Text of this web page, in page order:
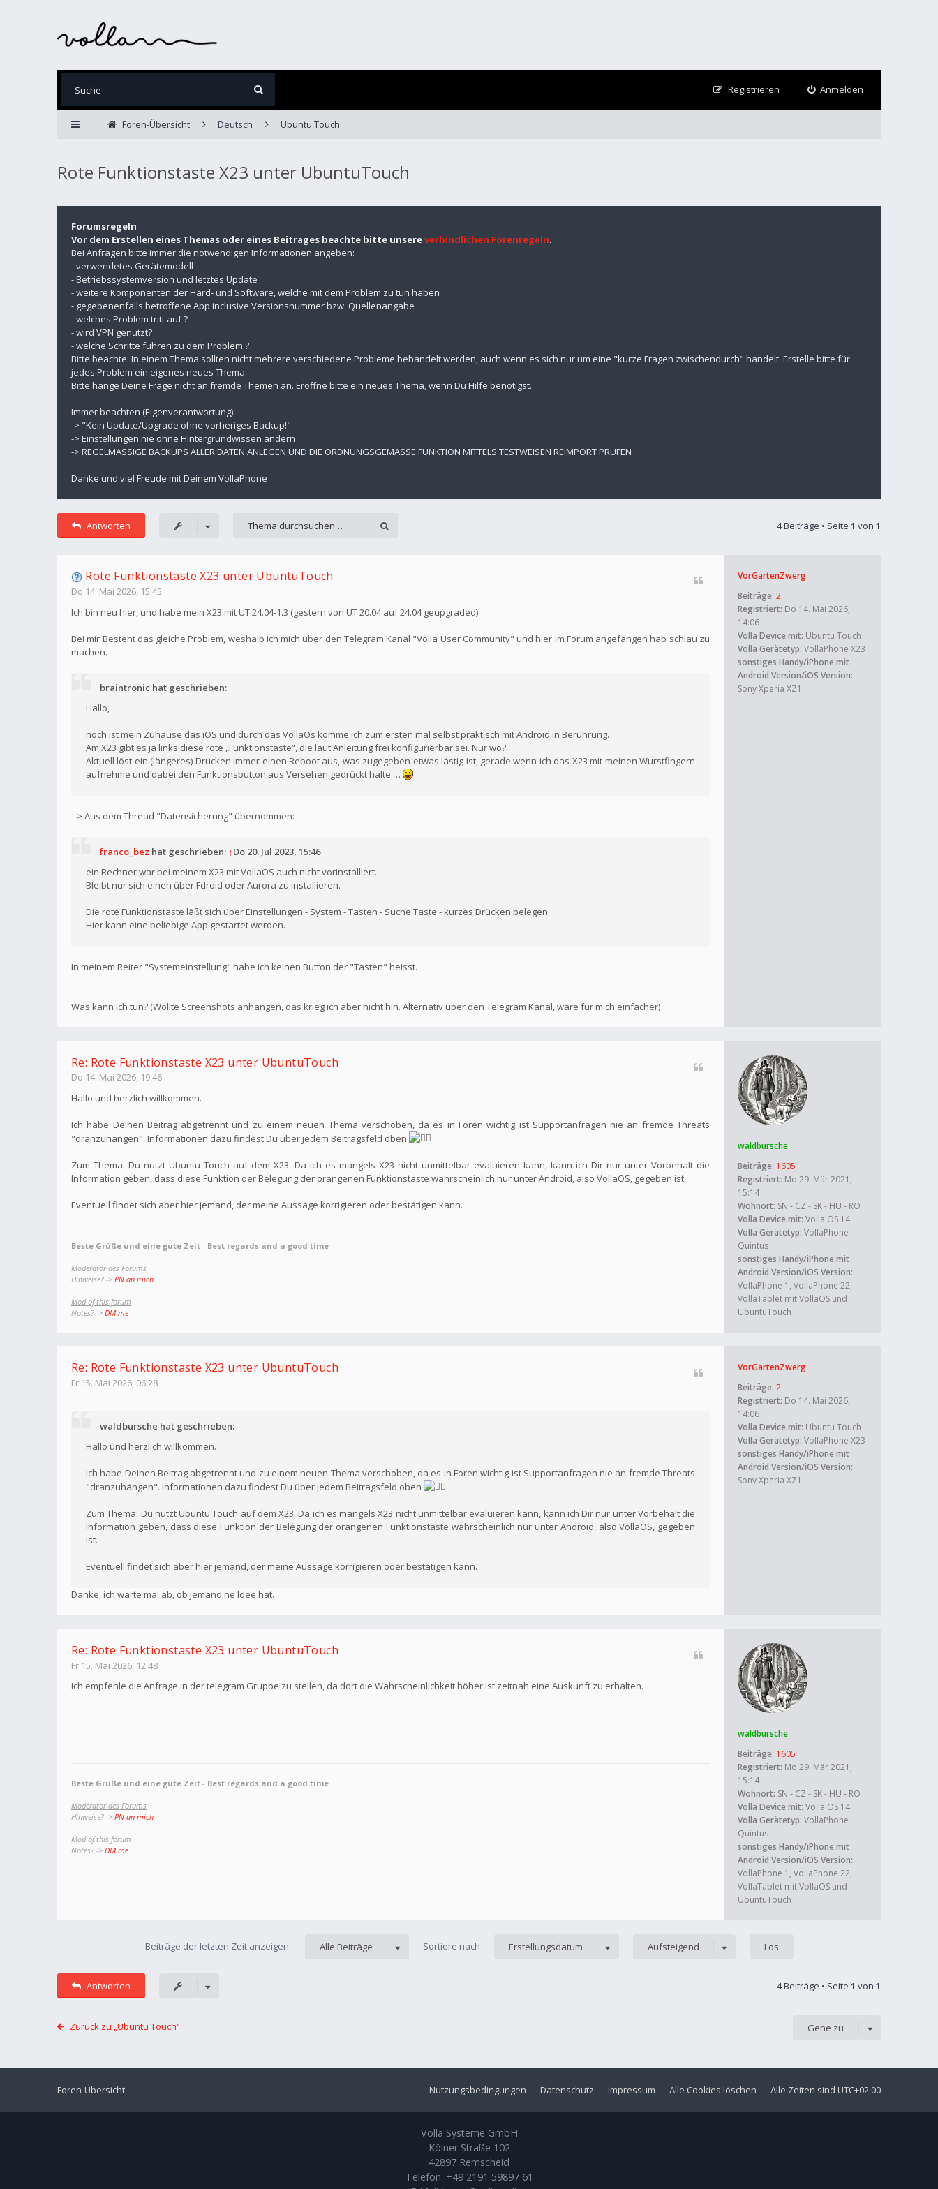
Anmelden
Registrieren
Foren-Übersicht Deutsch Ubuntu Touch
Rote Funktionstaste X23 unter UbuntuTouch
Forumsregeln
Vor dem Erstellen eines Themas oder eines Beitrages beachte bitte unsereverbindlichen Forenregeln.
Bei Anfragen bitte immer die notwendigen Informationen angeben:
- verwendetes Gerätemodell
- Betriebssystemversion und letztes Update
- weitere Komponenten der Hard- und Software, welche mit dem Problem zu tun haben
- gegebenenfalls betroffene App inclusive Versionsnummer bzw. Quellenangabe
- welches Problem tritt auf ?
- wird VPN genutzt?
- welche Schritte führen zu dem Problem ?
Bitte beachte: In einem Thema sollten nicht mehrere verschiedene Probleme behandelt werden, auch wenn es sich nur um eine "kurze Fragen zwischendurch" handelt. Erstelle bitte für
jedes Problem ein eigenes neues Thema.
Bitte hänge Deine Frage nicht an fremde Themen an. Eröffne bitte ein neues Thema, wenn Du Hilfe benötigst.
Immer beachten (Eigenverantwortung):
-> "Kein Update/Upgrade ohne vorheriges Backup!"
-> Einstellungen nie ohne Hintergrundwissen ändern
-> REGELMÄSSIGE BACKUPS ALLER DATEN ANLEGEN UND DIE ORDNUNGSGEMÄSSE FUNKTION MITTELS TESTWEISEN REIMPORT PRÜFEN
Danke und viel Freude mit Deinem VollaPhone
Antworten 4 Beiträge • Seite 1 von 1
VorGartenZwerg
Beiträge: 2
Registriert: Do 14. Mai 2026,
14:06
Volla Device mit: Ubuntu Touch
Volla Gerätetyp: VollaPhone X23
sonstiges Handy/iPhone mit
Android Version/iOS Version:
Sony Xperia XZ1
Rote Funktionstaste X23 unter UbuntuTouch
Do 14. Mai 2026, 15:45
Ich bin neu hier, und habe mein X23 mit UT 24.04-1.3 (gestern von UT 20.04 auf 24.04 geupgraded)
Bei mir Besteht das gleiche Problem, weshalb ich mich über den Telegram Kanal "Volla User Community" und hier im Forum angefangen hab schlau zu
machen.
braintronic hat geschrieben:
Hallo,
noch ist mein Zuhause das iOS und durch das VollaOs komme ich zum ersten mal selbst praktisch mit Android in Berührung.
Am X23 gibt es ja links diese rote „Funktionstaste“, die laut Anleitung frei konfigurierbar sei. Nur wo?
Aktuell löst ein (längeres) Drücken immer einen Reboot aus, was zugegeben etwas lästig ist, gerade wenn ich das X23 mit meinen Wurstfingern
aufnehme und dabei den Funktionsbutton aus Versehen gedrückt halte …
--> Aus dem Thread "Datensicherung" übernommen:
franco_bez hat geschrieben: ↑Do 20. Jul 2023, 15:46
ein Rechner war bei meinem X23 mit VollaOS auch nicht vorinstalliert.
Bleibt nur sich einen über Fdroid oder Aurora zu installieren.
Die rote Funktionstaste läßt sich über Einstellungen - System - Tasten - Suche Taste - kurzes Drücken belegen.
Hier kann eine beliebige App gestartet werden.
In meinem Reiter "Systemeinstellung" habe ich keinen Button der "Tasten" heisst.
Was kann ich tun? (Wollte Screenshots anhängen, das krieg ich aber nicht hin. Alternativ über den Telegram Kanal, wäre für mich einfacher)
waldbursche
Beiträge: 1605
Registriert: Mo 29. Mär 2021,
15:14
Wohnort: SN - CZ - SK - HU - RO
Volla Device mit: Volla OS 14
Volla Gerätetyp: VollaPhone
Quintus
sonstiges Handy/iPhone mit
Android Version/iOS Version:
VollaPhone 1, VollaPhone 22,
VollaTablet mit VollaOS und
UbuntuTouch
Re: Rote Funktionstaste X23 unter UbuntuTouch
Do 14. Mai 2026, 19:46
Hallo und herzlich willkommen.
Ich habe Deinen Beitrag abgetrennt und zu einem neuen Thema verschoben, da es in Foren wichtig ist Supportanfragen nie an fremde Threats
"dranzuhängen". Informationen dazu findest Du über jedem Beitragsfeld oben
Zum Thema: Du nutzt Ubuntu Touch auf dem X23. Da ich es mangels X23 nicht unmittelbar evaluieren kann, kann ich Dir nur unter Vorbehalt die
Information geben, dass diese Funktion der Belegung der orangenen Funktionstaste wahrscheinlich nur unter Android, also VollaOS, gegeben ist.
Eventuell findet sich aber hier jemand, der meine Aussage korrigieren oder bestätigen kann.
Beste Grüße und eine gute Zeit - Best regards and a good time
Moderator des Forums
Hinweise? -> PN an mich
Mod of this forum
Notes? -> DM me
VorGartenZwerg
Beiträge: 2
Registriert: Do 14. Mai 2026,
14:06
Volla Device mit: Ubuntu Touch
Volla Gerätetyp: VollaPhone X23
sonstiges Handy/iPhone mit
Android Version/iOS Version:
Sony Xperia XZ1
Re: Rote Funktionstaste X23 unter UbuntuTouch
Fr 15. Mai 2026, 06:28
waldbursche hat geschrieben:
Hallo und herzlich willkommen.
Ich habe Deinen Beitrag abgetrennt und zu einem neuen Thema verschoben, da es in Foren wichtig ist Supportanfragen nie an fremde Threats
"dranzuhängen". Informationen dazu findest Du über jedem Beitragsfeld oben
Zum Thema: Du nutzt Ubuntu Touch auf dem X23. Da ich es mangels X23 nicht unmittelbar evaluieren kann, kann ich Dir nur unter Vorbehalt die
Information geben, dass diese Funktion der Belegung der orangenen Funktionstaste wahrscheinlich nur unter Android, also VollaOS, gegeben
ist.
Eventuell findet sich aber hier jemand, der meine Aussage korrigieren oder bestätigen kann.
Danke, ich warte mal ab, ob jemand ne Idee hat.
waldbursche
Beiträge: 1605
Registriert: Mo 29. Mär 2021,
15:14
Wohnort: SN - CZ - SK - HU - RO
Volla Device mit: Volla OS 14
Volla Gerätetyp: VollaPhone
Quintus
sonstiges Handy/iPhone mit
Android Version/iOS Version:
VollaPhone 1, VollaPhone 22,
VollaTablet mit VollaOS und
UbuntuTouch
Re: Rote Funktionstaste X23 unter UbuntuTouch
Fr 15. Mai 2026, 12:48
Ich empfehle die Anfrage in der telegram Gruppe zu stellen, da dort die Wahrscheinlichkeit höher ist zeitnah eine Auskunft zu erhalten.
Beste Grüße und eine gute Zeit - Best regards and a good time
Moderator des Forums
Hinweise? -> PN an mich
Mod of this forum
Notes? -> DM me
Beiträge der letzten Zeit anzeigen: Alle Beiträge Sortiere nach Erstellungsdatum Aufsteigend
Antworten 4 Beiträge • Seite 1 von 1
Zurück zu „Ubuntu Touch“ Gehe zu
Foren-Übersicht Alle Zeiten sind UTC+02:00
Alle Cookies löschen
Impressum
Datenschutz
Nutzungsbedingungen
Volla Systeme GmbH
Kölner Straße 102
42897 Remscheid
Telefon: +49 2191 59897 61